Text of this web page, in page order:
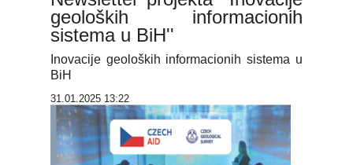
geoloških informacionih
sistema u BiH''
Inovacije geoloških informacionih sistema u
BiH
31.01.2025 13:22